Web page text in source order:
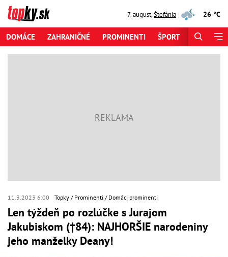
7. august,Štefánia 26 °C
DOMÁCE ZAHRANIČNÉ PROMINENTI ŠPORT
11.3.2023 6:00 Topky Prominenti Domáci prominenti
Len týždeň po rozlúčke s Jurajom
Jakubiskom (†84): NAJHORŠIE narodeniny
jeho manželky Deany!